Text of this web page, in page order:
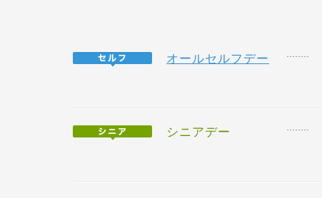
オールセルフデー
シニアデー